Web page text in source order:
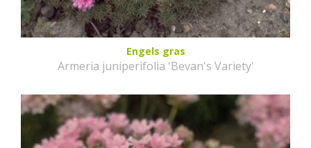
Engels gras
Armeria juniperifolia 'Bevan's Variety'